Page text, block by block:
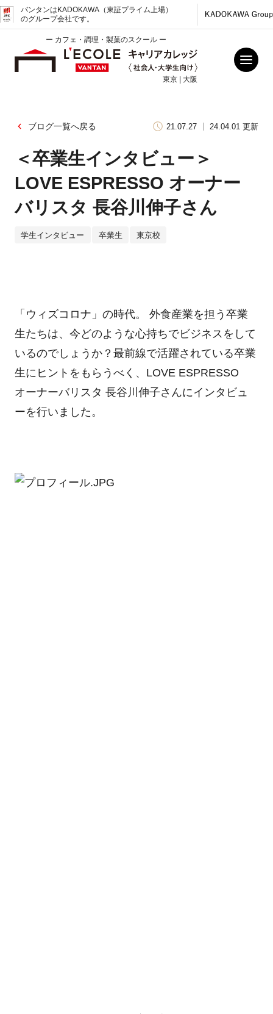
バンタンはKADOKAWA（東証プライム上場）
のグループ会社です。
ー カフェ・調理・製菓のスクール ー
東京 | 大阪
ブログ一覧へ戻る 21.07.27 24.04.01 更新
＜卒業生インタビュー＞
LOVE ESPRESSO オーナー
バリスタ 長谷川伸子さん
学生インタビュー 卒業生 東京校
「ウィズコロナ」の時代。 外食産業を担う卒業
生たちは、今どのような心持ちでビジネスをして
いるのでしょうか？最前線で活躍されている卒業
生にヒントをもらうべく、LOVE ESPRESSO
オーナーバリスタ 長谷川伸子さんにインタビュ
ーを行いました。